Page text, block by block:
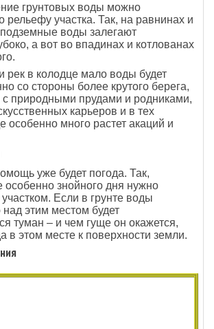
грунтовых воды можно
рельефу участка. Так, на равнинах и
воды залегают
а вот во впадинах и котлованах
рек в колодце мало воды будет
со стороны более крутого берега,
с природными прудами и родниками,
карьеров и в тех
особенно много растет акаций и
уже будет погода. Так,
особенно знойного дня нужно
Если в грунте воды
над этим местом будет
туман – и чем гуще он окажется,
в этом месте к поверхности земли.